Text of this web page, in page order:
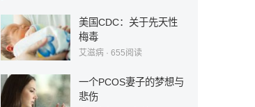
美国CDC：关于先天性
梅毒
艾滋病 · 655阅读
一个PCOS妻子的梦想与
悲伤